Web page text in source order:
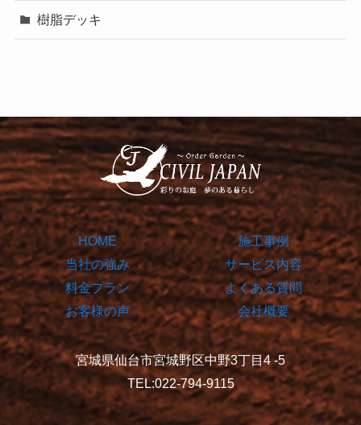
樹脂デッキ
HOME
施工事例
当社の強み
サービス内容
料金プラン
よくある質問
お客様の声
会社概要
宮城県仙台市宮城野区中野3丁目4 -5
TEL:022-794-9115